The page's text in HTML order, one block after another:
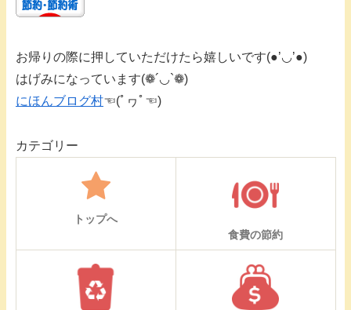
お帰りの際に押していただけたら嬉しいです(●’◡’●)
はげみになっています(❁´◡`❁)
にほんブログ村☜(ﾟヮﾟ☜)
カテゴリー
トップへ
食費の節約